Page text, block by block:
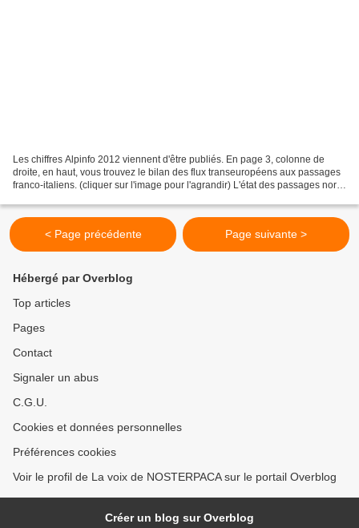
Les chiffres Alpinfo 2012 viennent d'être publiés. En page 3, colonne de
droite, en haut, vous trouvez le bilan des flux transeuropéens aux passages
franco-italiens. (cliquer sur l'image pour l'agrandir) L'état des passages nord-
< Page précédente Page suivante >
Hébergé par Overblog
Top articles
Pages
Contact
Signaler un abus
C.G.U.
Cookies et données personnelles
Préférences cookies
Voir le profil de La voix de NOSTERPACA sur le portail Overblog
Créer un blog sur Overblog